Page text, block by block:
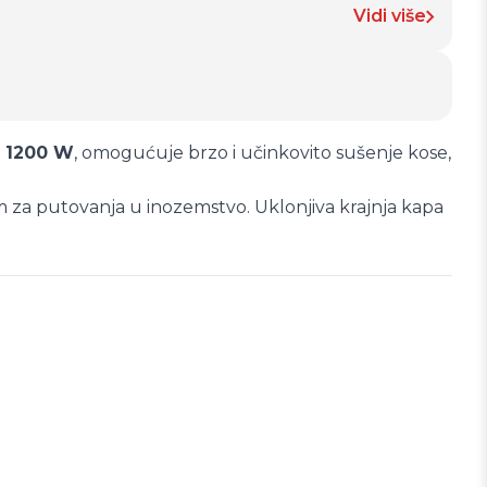
Vidi više
1200 W, omogućuje brzo i učinkovito sušenje kose,
za putovanja u inozemstvo. Uklonjiva krajnja kapa